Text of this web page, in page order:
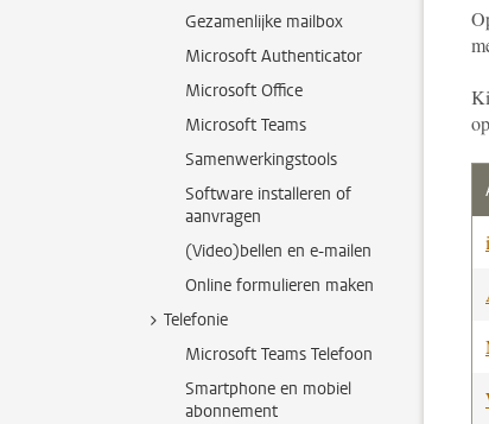
Gezamenlijke mailbox
Microsoft Authenticator
Microsoft Office
Microsoft Teams
Samenwerkingstools
Software installeren of
aanvragen
(Video)bellen en e-mailen
Online formulieren maken
Telefonie
Microsoft Teams Telefoon
Smartphone en mobiel
abonnement